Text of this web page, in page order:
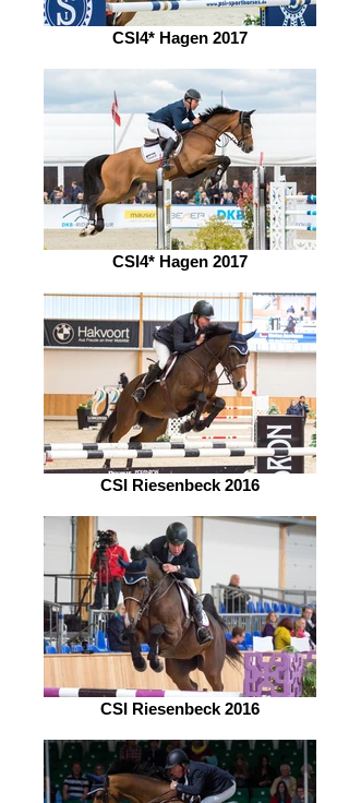
CSI4* Hagen 2017
CSI4* Hagen 2017
CSI Riesenbeck 2016
CSI Riesenbeck 2016